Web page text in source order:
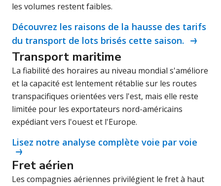
les volumes restent faibles.
Découvrez les raisons de la hausse des tarifs
du transport de lots brisés cette saison.
Transport maritime
La fiabilité des horaires au niveau mondial s'améliore
et la capacité est lentement rétablie sur les routes
transpacifiques orientées vers l'est, mais elle reste
limitée pour les exportateurs nord-américains
expédiant vers l'ouest et l'Europe.
Lisez notre analyse complète voie par voie
Fret aérien
Les compagnies aériennes privilégient le fret à haut